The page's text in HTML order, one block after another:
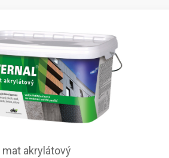
mat akrylátový